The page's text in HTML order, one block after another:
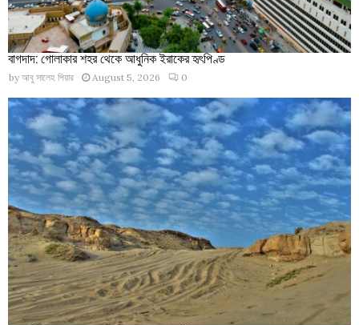
বাগদাদ: গোলাকার শহর থেকে আধুনিক ইরাকের হৃৎপিণ্ড
by আবু সালেহ পিয়ার August 5, 2026 0